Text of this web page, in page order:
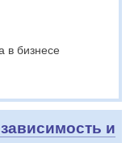
в бизнесе
и